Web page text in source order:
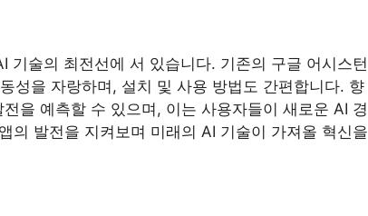
기술의 최전선에 서 있습니다. 기존의 구글 어시스턴
성을 자랑하며, 설치 및 사용 방법도 간편합니다. 향
을 예측할 수 있으며, 이는 사용자들이 새로운 AI 경
의 발전을 지켜보며 미래의 AI 기술이 가져올 혁신을